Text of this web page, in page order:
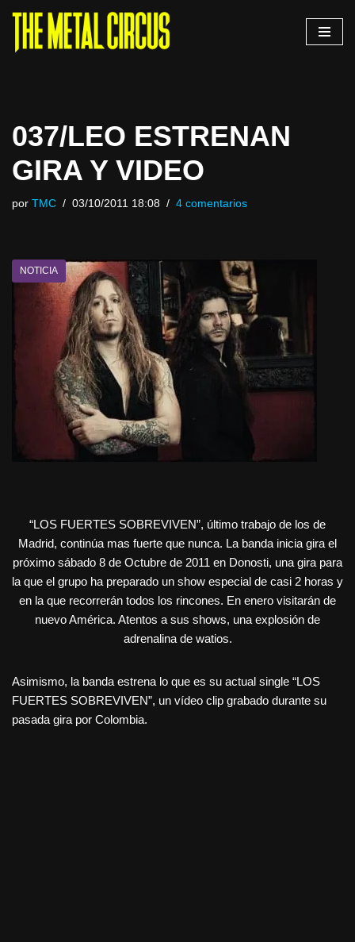
Saltar
037/LEO ESTRENAN
GIRA Y VIDEO
por TMC 03/10/2011 18:08 4 comentarios
NOTICIA
“LOS FUERTES SOBREVIVEN”, último trabajo de los de
Madrid, continúa mas fuerte que nunca. La banda inicia gira el
próximo sábado 8 de Octubre de 2011 en Donosti, una gira para
la que el grupo ha preparado un show especial de casi 2 horas y
en la que recorrerán todos los rincones. En enero visitarán de
nuevo América. Atentos a sus shows, una explosión de
adrenalina de watios.
Asimismo, la banda estrena lo que es su actual single “LOS
FUERTES SOBREVIVEN”, un vídeo clip grabado durante su
pasada gira por Colombia.